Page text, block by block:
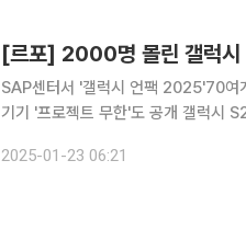
SAP센터서 '갤럭시 언팩 2025'70여
기기 '프로젝트 무한'도 공개 갤럭시 S25 시리즈를 통해 이제까지 할 수 없을 것이라 생각했던 일들
2025 행사가 열리는 미국 새너제이
2025-01-23 06:21